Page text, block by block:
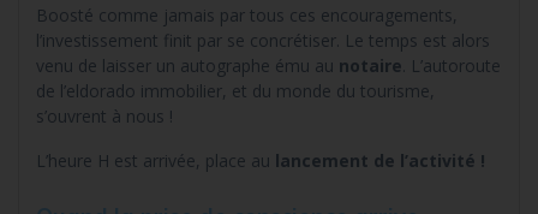
Boosté comme jamais par tous ces encouragements,
l’investissement finit par se concrétiser. Le temps est alors
venu de laisser un autographe ému au notaire. L’autoroute
de l’eldorado immobilier, et du monde du tourisme,
s’ouvrent à nous !
L’heure H est arrivée, place au lancement de l’activité !